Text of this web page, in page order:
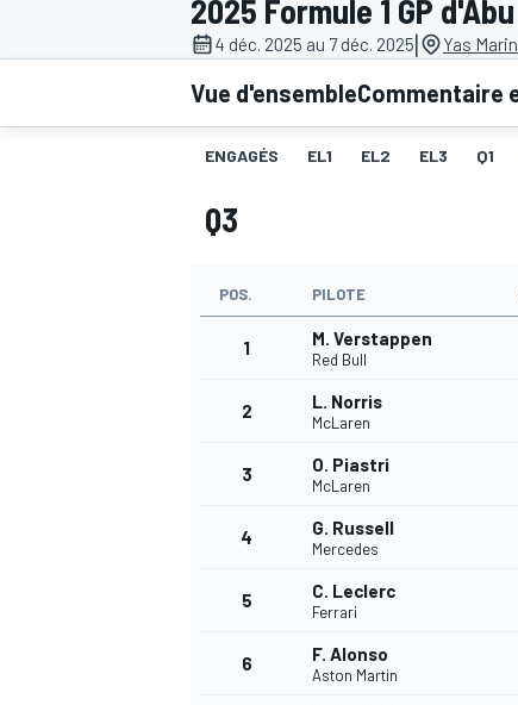
2025 Formule 1 GP
4 déc. 2025 au 7 déc. 2025| Yas
Vue d'ensembleCommentaire
ENGAGÉS EL1 EL2 EL3 Q1
Q3
POS. PILOTE
1 M. Verstappen
Red Bull
2 L. Norris
McLaren
3 O. Piastri
McLaren
4 G. Russell
Mercedes
5 C. Leclerc
Ferrari
6 F. Alonso
Aston Martin